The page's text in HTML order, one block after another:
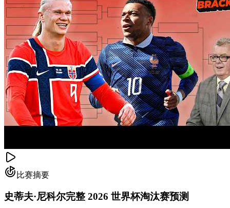
比赛摘要
史蒂夫·尼科尔完整 2026 世界杯淘汰赛预测